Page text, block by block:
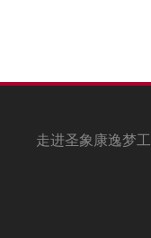
走进圣象康逸梦